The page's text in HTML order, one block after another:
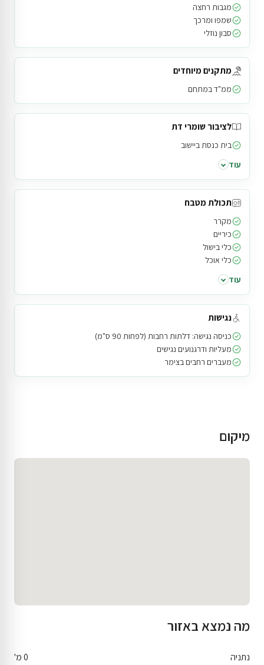
מגבות רחצה
שמפו ומרכך
סבון נוזלי
מתקנים מיוחדים
ממ"ד במתחם
לציבור שומרי דת
בית כנסת ביישוב
עוד
תכולת מטבח
מקרר
כיריים
כלי בישול
כלי אוכל
עוד
נגישות
כניסה נגישה: דלתות רחבות (לפחות 90 ס"מ)
מעליות ודרגנועים נגישים
מעברים רחבים בצימר
מיקום
מה נמצא באזור
נתניה 0 מ'